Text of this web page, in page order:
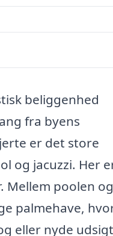
beliggenhed
fra byens
er det store
og jacuzzi. Her
Mellem poolen og
palmehave,
eller nyde